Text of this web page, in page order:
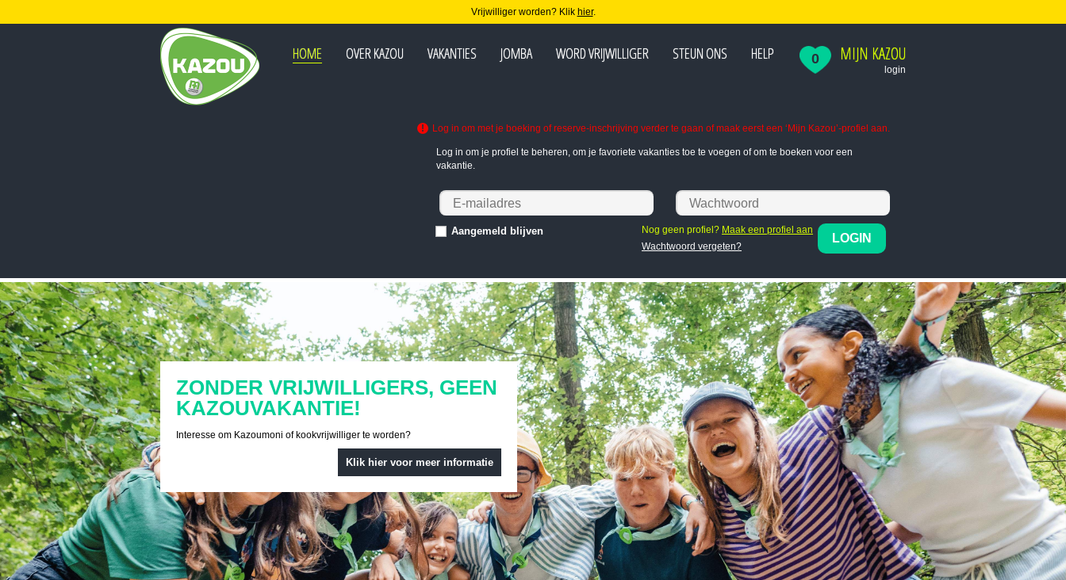
Vrijwilliger worden? Klik hier.
HOME OVER KAZOU VAKANTIES JOMBA WORD VRIJWILLIGER STEUN ONS HELP 0 MIJN KAZOU
login
Log in om met je boeking of reserve-inschrijving verder te gaan of maak eerst een ‘Mijn Kazou’-profiel aan.
Log in om je profiel te beheren, om je favoriete vakanties toe te voegen of om te boeken voor een
vakantie.
Aangemeld blijven Nog geen profiel? Maak een profiel aan
Wachtwoord vergeten?
LOGIN
ZONDER VRIJWILLIGERS, GEEN
KAZOUVAKANTIE!
Interesse om Kazoumoni of kookvrijwilliger te worden?
Klik hier voor meer informatie